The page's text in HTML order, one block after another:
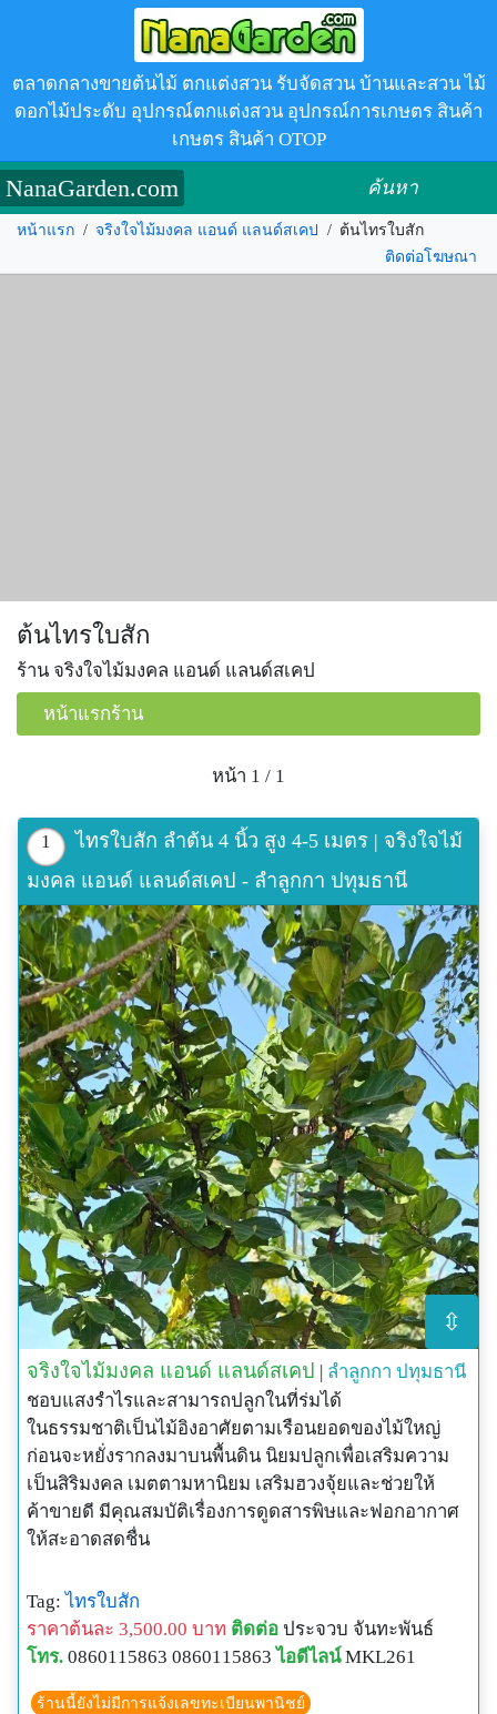
ตลาดกลางขายต้นไม้ ตกแต่งสวน รับจัดสวน บ้านและสวน ไม้
ดอกไม้ประดับ อุปกรณ์ตกแต่งสวน อุปกรณ์การเกษตร สินค้า
เกษตร สินค้า OTOP
NanaGarden.com ค้นหา
หน้าแรก / จริงใจไม้มงคล แอนด์ แลนด์สเคป / ต้นไทรใบสัก
ติดต่อโฆษณา
ต้นไทรใบสัก
ร้าน จริงใจไม้มงคล แอนด์ แลนด์สเคป
หน้าแรกร้าน
หน้า 1 / 1
1
ไทรใบสัก ลำต้น 4 นิ้ว สูง 4-5 เมตร | จริงใจไม้
มงคล แอนด์ แลนด์สเคป - ลำลูกกา ปทุมธานี
⇳
จริงใจไม้มงคล แอนด์ แลนด์สเคป | ลำลูกกา ปทุมธานี
ชอบแสงรำไรและสามารถปลูกในที่ร่มได้
ในธรรมชาติเป็นไม้อิงอาศัยตามเรือนยอดของไม้ใหญ่
ก่อนจะหยั่งรากลงมาบนพื้นดิน นิยมปลูกเพื่อเสริมความ
เป็นสิริมงคล เมตตามหานิยม เสริมฮวงจุ้ยและช่วยให้
ค้าขายดี มีคุณสมบัติเรื่องการดูดสารพิษและฟอกอากาศ
ให้สะอาดสดชื่น
Tag:ไทรใบสัก
ราคาต้นละ 3,500.00 บาท ติดต่อ ประจวบ จันทะพันธ์
โทร. 0860115863 0860115863 ไอดีไลน์ MKL261
ร้านนี้ยังไม่มีการแจ้งเลขทะเบียนพานิชย์